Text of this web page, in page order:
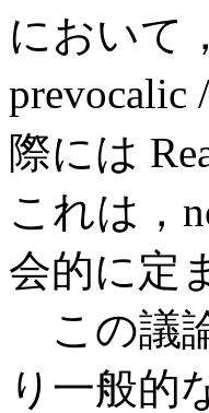
において
際には
これは，
会的に定
この議
り一般的